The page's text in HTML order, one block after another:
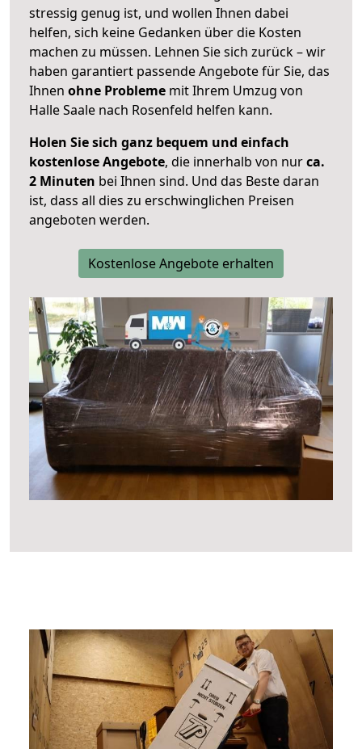
stressig genug ist, und wollen Ihnen dabei
helfen, sich keine Gedanken über die Kosten
machen zu müssen. Lehnen Sie sich zurück – wir
haben garantiert passende Angebote für Sie, das
Ihnen ohne Probleme mit Ihrem Umzug von
Halle Saale nach Rosenfeld helfen kann.
Holen Sie sich ganz bequem und einfach
kostenlose Angebote, die innerhalb von nurca.
2 Minuten bei Ihnen sind. Und das Beste daran
ist, dass all dies zu erschwinglichen Preisen
angeboten werden.
Kostenlose Angebote erhalten